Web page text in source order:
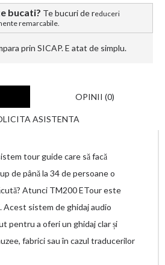
bucati? Te bucuri de reduceri
remarcabile.
prin SICAP. E atat de simplu.
OPINII (0)
ASISTENTA
tour guide care să facă
de până la 34 de persoane o
Atunci TM200 ETour este
Acest sistem de ghidaj audio
pentru a oferi un ghidaj clar și
fabrici sau în cazul traducerilor